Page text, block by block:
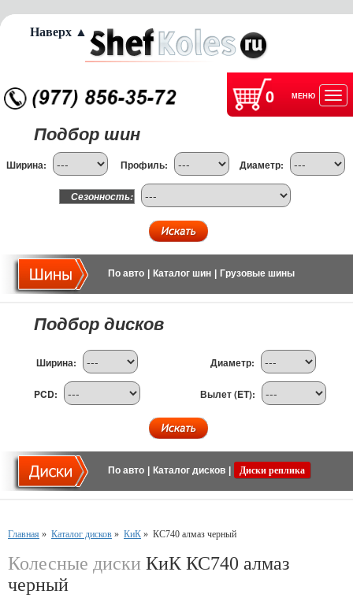
0 МЕНЮ
Подбор шин
Ширина: Профиль: Диаметр:
Сезонность:
По авто Каталог шин Грузовые шины
Подбор дисков
Ширина: Диаметр:
PCD: Вылет (ET):
По авто Каталог дисков Диски реплика
Главная » Каталог дисков » КиК » КС740 алмаз черный
Колесные диски КиК КС740 алмаз
черный
Наверх ▲